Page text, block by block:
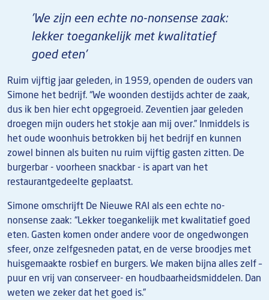
'We zijn een echte no-nonsense zaak:
lekker toegankelijk met kwalitatief
goed eten'
Ruim vijftig jaar geleden, in 1959, openden de ouders van
Simone het bedrijf. “We woonden destijds achter de zaak,
dus ik ben hier echt opgegroeid. Zeventien jaar geleden
droegen mijn ouders het stokje aan mij over.” Inmiddels is
het oude woonhuis betrokken bij het bedrijf en kunnen
zowel binnen als buiten nu ruim vijftig gasten zitten. De
burgerbar - voorheen snackbar - is apart van het
restaurantgedeelte geplaatst.
Simone omschrijft De Nieuwe RAI als een echte no-
nonsense zaak: “Lekker toegankelijk met kwalitatief goed
eten. Gasten komen onder andere voor de ongedwongen
sfeer, onze zelfgesneden patat, en de verse broodjes met
huisgemaakte rosbief en burgers. We maken bijna alles zelf –
puur en vrij van conserveer- en houdbaarheidsmiddelen. Dan
weten we zeker dat het goed is.”